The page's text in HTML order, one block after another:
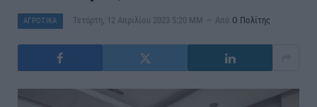
ΑΓΡΟΤΙΚΑ Τετάρτη, 12 Απριλίου 2023 5:20 ΜΜ Από Ο Πολίτης